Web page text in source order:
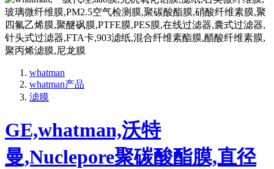
whatman
whatman产品
滤膜
GE,whatman,沃特
曼,Nuclepore聚碳酸酯膜,直径